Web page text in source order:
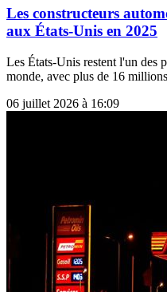
Les constructeurs
aux États-Unis en 2025
Les États-Unis restent l'un des
monde, avec plus de 16
06 juillet 2026 à 16:09